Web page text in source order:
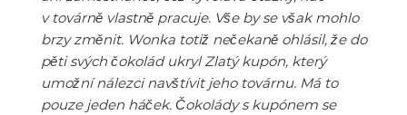
v továrně vlastně pracuje. Vše by se však mohlo
brzy změnit. Wonka totiž nečekaně ohlásil, že do
pěti svých čokolád ukryl Zlatý kupón, který
umožní nálezci navštívit jeho továrnu. Má to
pouze jeden háček. Čokolády s kupónem se